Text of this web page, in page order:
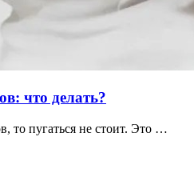
что делать?
то пугаться не стоит. Это …